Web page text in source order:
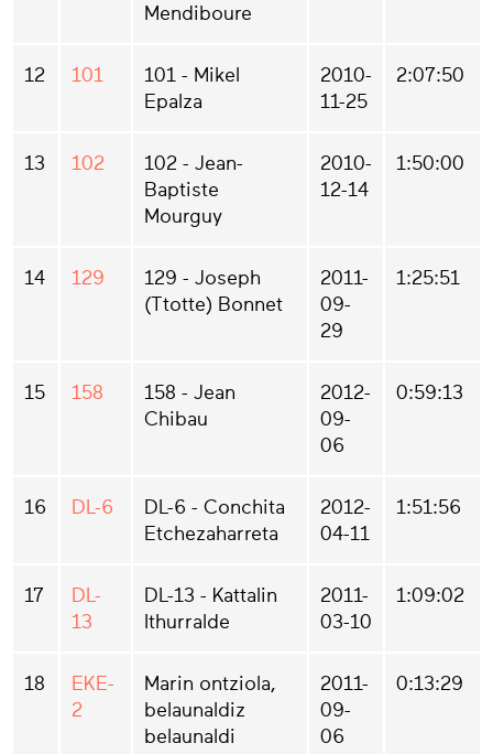
Mendiboure
12 101
101 - Mikel
Epalza
2010-
11-25
2:07:50
13 102
102 - Jean-
Baptiste
Mourguy
2010-
12-14
1:50:00
14 129
129 - Joseph
(Ttotte) Bonnet
2011-
09-
29
1:25:51
15 158
158 - Jean
Chibau
2012-
09-
06
0:59:13
16 DL-6
DL-6 - Conchita
Etchezaharreta
2012-
04-11
1:51:56
17
DL-
13
DL-13 - Kattalin
Ithurralde
2011-
03-10
1:09:02
18
EKE-
2
Marin ontziola,
belaunaldiz
belaunaldi
2011-
09-
06
0:13:29